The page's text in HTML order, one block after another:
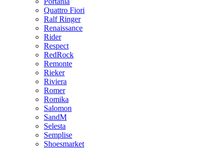
Quattro Fiori
Ralf Ringer
Renaissance
Rider
Respect
RedRock
Remonte
Rieker
Riviera
Romer
Romika
Salomon
SandM
Selesta
Semplise
Shoesmarket